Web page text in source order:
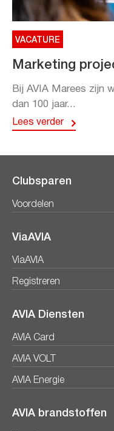
VACATURE
Marketing
Bij AVIA Marees zijn
dan 100 jaar...
Lees verder
Clubsparen
Voordelen
ViaAVIA
ViaAVIA
Registreren
AVIA Diensten
AVIA Card
AVIA VOLT
AVIA Energie
AVIA brandstoffen